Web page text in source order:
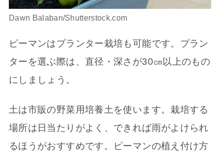
Dawn Balaban/Shutterstock.com
ピーマンはプランター栽培も可能です。プラン
ターを選ぶ際は、直径・深さが30㎝以上のもの
にしましょう。
土は市販の野菜用培養土を使います。栽培する
場所は日当たりがよく、できれば雨がよけられ
るほうがおすすめです。ピーマンの植え付け方